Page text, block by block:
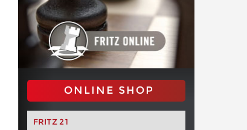
ONLINE SHOP
FRITZ 21